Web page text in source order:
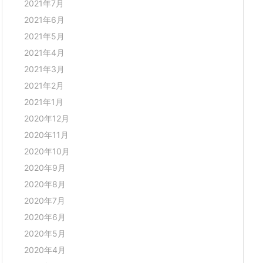
2021年7月
2021年6月
2021年5月
2021年4月
2021年3月
2021年2月
2021年1月
2020年12月
2020年11月
2020年10月
2020年9月
2020年8月
2020年7月
2020年6月
2020年5月
2020年4月